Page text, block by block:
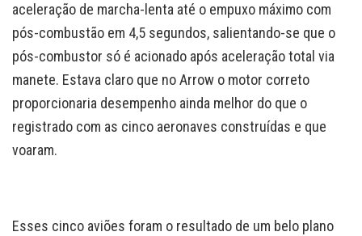
aceleração de marcha-lenta até o empuxo máximo com
pós-combustão em 4,5 segundos, salientando-se que o
pós-combustor só é acionado após aceleração total via
manete. Estava claro que no Arrow o motor correto
proporcionaria desempenho ainda melhor do que o
registrado com as cinco aeronaves construídas e que
voaram.
Esses cinco aviões foram o resultado de um belo plano